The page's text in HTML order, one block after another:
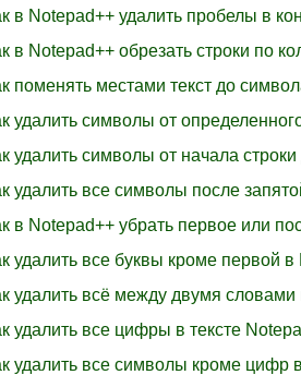
в Notepad++ удалить пробелы в
в Notepad++ обрезать строки по
поменять местами текст до
удалить символы от
удалить символы от начала
удалить все символы после
в Notepad++ убрать первое или
удалить все буквы кроме первой
удалить всё между двумя
удалить все цифры в тексте
удалить все символы кроме цифр